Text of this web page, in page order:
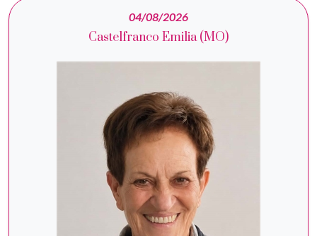
04/08/2026
Castelfranco Emilia (MO)